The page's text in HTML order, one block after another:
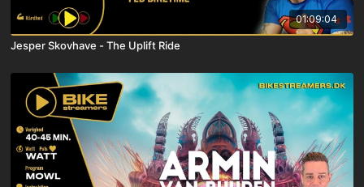
01:09:04
Jesper Skovhave - The Uplift Ride